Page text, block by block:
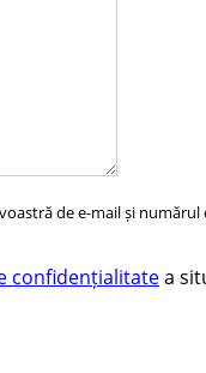
de e-mail și
confidențialitatea